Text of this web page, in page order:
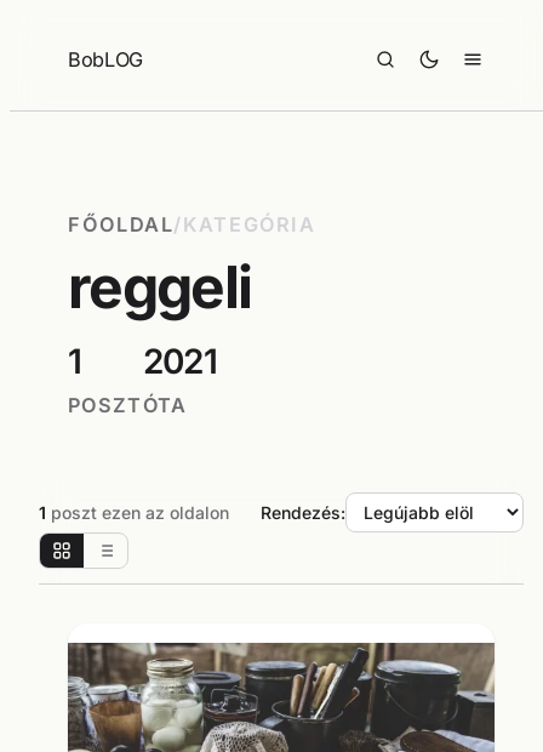
BobLOG
FŐOLDAL/KATEGÓRIA
reggeli
1
POSZT
2021
ÓTA
1 poszt ezen az oldalon Rendezés: